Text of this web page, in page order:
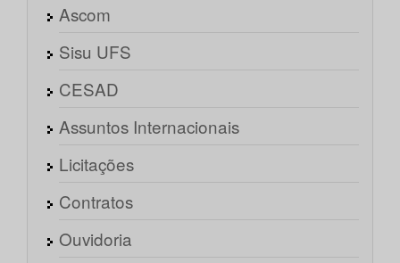
Ascom
Sisu UFS
CESAD
Assuntos Internacionais
Licitações
Contratos
Ouvidoria